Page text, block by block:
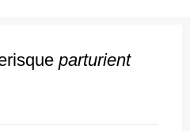
parturient